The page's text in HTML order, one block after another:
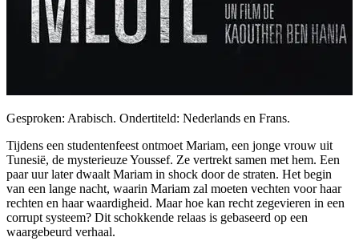
Gesproken: Arabisch. Ondertiteld: Nederlands en Frans.
Tijdens een studentenfeest ontmoet Mariam, een jonge vrouw uit
Tunesië, de mysterieuze Youssef. Ze vertrekt samen met hem. Een
paar uur later dwaalt Mariam in shock door de straten. Het begin
van een lange nacht, waarin Mariam zal moeten vechten voor haar
rechten en haar waardigheid. Maar hoe kan recht zegevieren in een
corrupt systeem? Dit schokkende relaas is gebaseerd op een
waargebeurd verhaal.